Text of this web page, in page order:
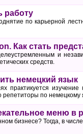
работу
по карьерной
Как стать
и
средств.
немецкий язык
практикуется
репетиторы по
меню в
бизнесе? Тогда, в